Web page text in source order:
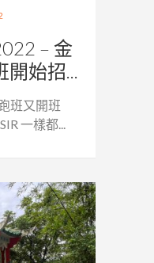
– 金
開始招...
班又開班
一樣都...